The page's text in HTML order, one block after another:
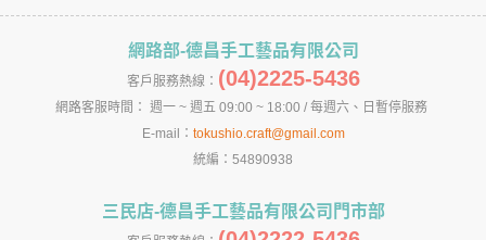
網路部-德昌手工藝品有限公司
客戶服務熱線： (04)2225-5436
網路客服時間： 週一 ~ 週五 09:00 ~ 18:00 / 每週六、日暫停服務
E-mail： tokushio.craft@gmail.com
統編：54890938
三民店-德昌手工藝品有限公司門市部